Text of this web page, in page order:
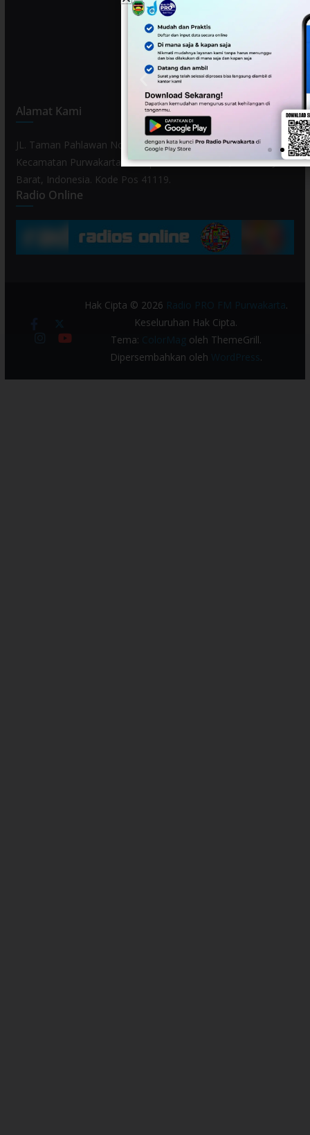
Alamat Kami
JL. Taman Pahlawan No. 80, Kelurahan Purwamekar,
Kecamatan Purwakarta, Kabupaten Purwakarta, Provinsi Jawa
Barat, Indonesia. Kode Pos 41119.
Radio Online
Hak Cipta © 2026 Radio PRO FM Purwakarta.
Keseluruhan Hak Cipta.
Tema: ColorMagoleh ThemeGrill.
Dipersembahkan oleh WordPress .